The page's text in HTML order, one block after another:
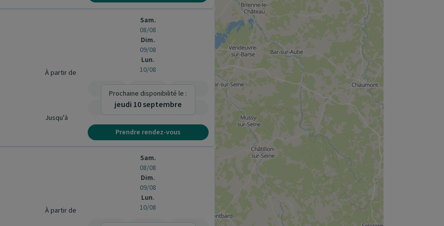
À partir de
Jusqu'à
Sam.
08/08
Dim.
09/08
Lun.
10/08
-
Prochaine disponibilité le :
jeudi 10 septembre
Prendre rendez-vous
À partir de
Sam.
08/08
Dim.
09/08
Lun.
10/08